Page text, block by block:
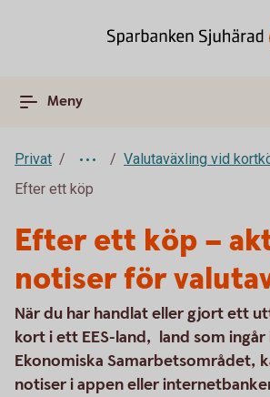
Meny
Privat
Valutaväxling vid
Efter ett köp
Efter ett köp –
notiser för
När du har handlat eller gjort ett
kort i ett EES-land, land som ingår
Ekonomiska Samarbetsområdet,
notiser i appen eller